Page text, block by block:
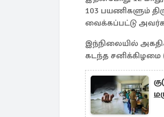
103 பயணிகளும்
வைக்கப்பட்டு
இந்நிலையில்
கடந்த